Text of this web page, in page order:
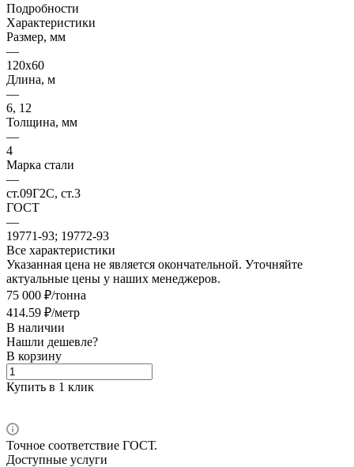
Подробности
Характеристики
Размер, мм
—
120х60
Длина, м
—
6, 12
Толщина, мм
—
4
Марка стали
—
ст.09Г2С, ст.3
ГОСТ
—
19771-93; 19772-93
Все характеристики
Указанная цена не является окончательной. Уточняйте
актуальные цены у наших менеджеров.
75 000 ₽/тонна
414.59 ₽/метр
В наличии
Нашли дешевле?
В корзину
Купить в 1 клик
Точное соответствие ГОСТ.
Доступные услуги